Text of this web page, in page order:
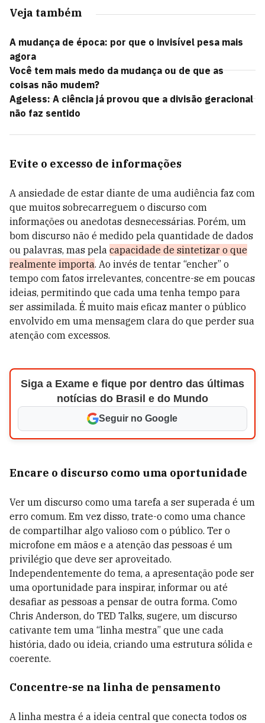
Veja também
A mudança de época: por que o invisível pesa mais
agora
Você tem mais medo da mudança ou de que as
coisas não mudem?
Ageless: A ciência já provou que a divisão geracional
não faz sentido
Evite o excesso de informações
A ansiedade de estar diante de uma audiência faz com
que muitos sobrecarreguem o discurso com
informações ou anedotas desnecessárias. Porém, um
bom discurso não é medido pela quantidade de dados
ou palavras, mas pela capacidade de sintetizar o que
realmente importa. Ao invés de tentar “encher” o
tempo com fatos irrelevantes, concentre-se em poucas
ideias, permitindo que cada uma tenha tempo para
ser assimilada. É muito mais eficaz manter o público
envolvido em uma mensagem clara do que perder sua
atenção com excessos.
Siga a Exame e fique por dentro das últimas
notícias do Brasil e do Mundo
Seguir no Google
Encare o discurso como uma oportunidade
Ver um discurso como uma tarefa a ser superada é um
erro comum. Em vez disso, trate-o como uma chance
de compartilhar algo valioso com o público. Ter o
microfone em mãos e a atenção das pessoas é um
privilégio que deve ser aproveitado.
Independentemente do tema, a apresentação pode ser
uma oportunidade para inspirar, informar ou até
desafiar as pessoas a pensar de outra forma. Como
Chris Anderson, do TED Talks, sugere, um discurso
cativante tem uma “linha mestra” que une cada
história, dado ou ideia, criando uma estrutura sólida e
coerente.
Concentre-se na linha de pensamento
A linha mestra é a ideia central que conecta todos os